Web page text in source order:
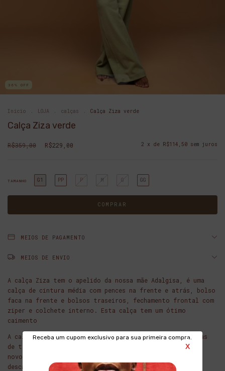
Receba um cupom exclusivo para sua primeira compra.
X
36 % OFF
Início . LOJA . calças . Calça Ziza verde
Calça Ziza verde
R$359,00 R$229,00 2 x de R$114,50 sem juros
TAMANHO G1 PP P M G GG
MEIOS DE PAGAMENTO
MEIOS DE ENVIO
A calça Ziza tem o apelido da nossa mãe Adalgisa, é uma
calça de cintura média com pences na frente e atrás, bolso
faca na frente e bolsos traseiros, fechamento frontal com
ziper e colchete interno. Esta calça tem um ótimo
caimento
A calça é confeccionada de tecido reciclado - são aparas
de tecidos que são desfibradas e retecidas, criando um
novo tecido e evitando que estas sobras sejam
descartadas.